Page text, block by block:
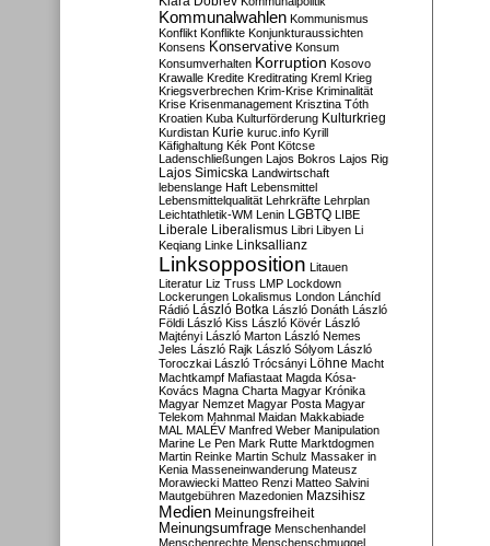
Kommunalwahlen Kommunismus
Konflikt Konflikte Konjunkturaussichten
Konsens Konservative Konsum
Konsumverhalten Korruption Kosovo
Krawalle Kredite Kreditrating Kreml Krieg
Kriegsverbrechen Krim-Krise Kriminalität
Krise Krisenmanagement Krisztina Tóth
Kroatien Kuba Kulturförderung Kulturkrieg
Kurdistan Kurie kuruc.info Kyrill
Käfighaltung Kék Pont Kötcse
Ladenschließungen Lajos Bokros Lajos Rig
Lajos Simicska Landwirtschaft
lebenslange Haft Lebensmittel
Lebensmittelqualität Lehrkräfte Lehrplan
Leichtathletik-WM Lenin LGBTQ LIBE
Liberale Liberalismus Libri Libyen Li
Keqiang Linke Linksallianz
Linksopposition Litauen
Literatur Liz Truss LMP Lockdown
Lockerungen Lokalismus London Lánchíd
Rádió
László Botka László Donáth László
Földi László Kiss László Kövér László
Majtényi László Marton László Nemes
Jeles László Rajk László Sólyom László
Toroczkai László Trócsányi Löhne Macht
Machtkampf Mafiastaat Magda Kósa-
Kovács Magna Charta Magyar Krónika
Magyar Nemzet Magyar Posta Magyar
Telekom Mahnmal Maidan Makkabiade
MAL MALÉV Manfred Weber Manipulation
Marine Le Pen Mark Rutte Marktdogmen
Martin Reinke Martin Schulz Massaker in
Kenia Masseneinwanderung Mateusz
Morawiecki Matteo Renzi Matteo Salvini
Mautgebühren Mazedonien Mazsihisz
Medien Meinungsfreiheit
Meinungsumfrage Menschenhandel
Menschenrechte Menschenschmuggel